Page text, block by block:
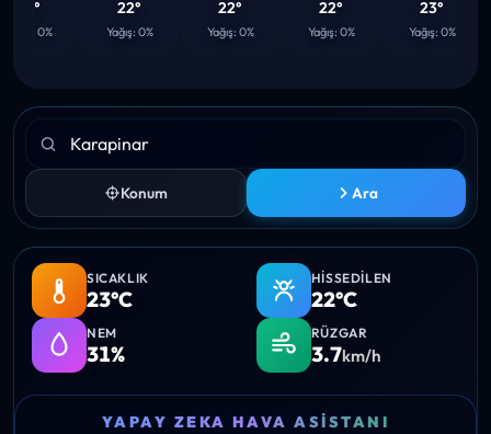
0%
22°
Yağış: 0%
22°
Yağış: 0%
22°
Yağış: 0%
23°
Yağış: 0%
Konum Ara
SICAKLIK
23°C
HISSEDILEN
22°C
NEM
31%
RÜZGAR
3.7km/h
YAPAY ZEKA HAVA ASISTANI